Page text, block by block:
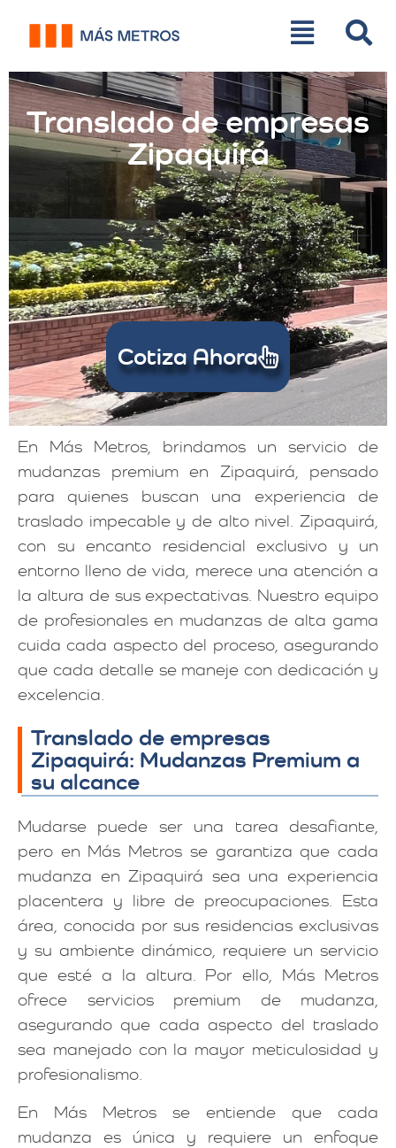
Translado de empresas
Zipaquirá
Cotiza Ahora
En Más Metros, brindamos un servicio de
mudanzas premium en Zipaquirá, pensado
para quienes buscan una experiencia de
traslado impecable y de alto nivel. Zipaquirá,
con su encanto residencial exclusivo y un
entorno lleno de vida, merece una atención a
la altura de sus expectativas. Nuestro equipo
de profesionales en mudanzas de alta gama
cuida cada aspecto del proceso, asegurando
que cada detalle se maneje con dedicación y
excelencia.
Translado de empresas
Zipaquirá: Mudanzas Premium a
su alcance
Mudarse puede ser una tarea desafiante,
pero en Más Metros se garantiza que cada
mudanza en Zipaquirá sea una experiencia
placentera y libre de preocupaciones. Esta
área, conocida por sus residencias exclusivas
y su ambiente dinámico, requiere un servicio
que esté a la altura. Por ello, Más Metros
ofrece servicios premium de mudanza,
asegurando que cada aspecto del traslado
sea manejado con la mayor meticulosidad y
profesionalismo.
En Más Metros se entiende que cada
mudanza es única y requiere un enfoque